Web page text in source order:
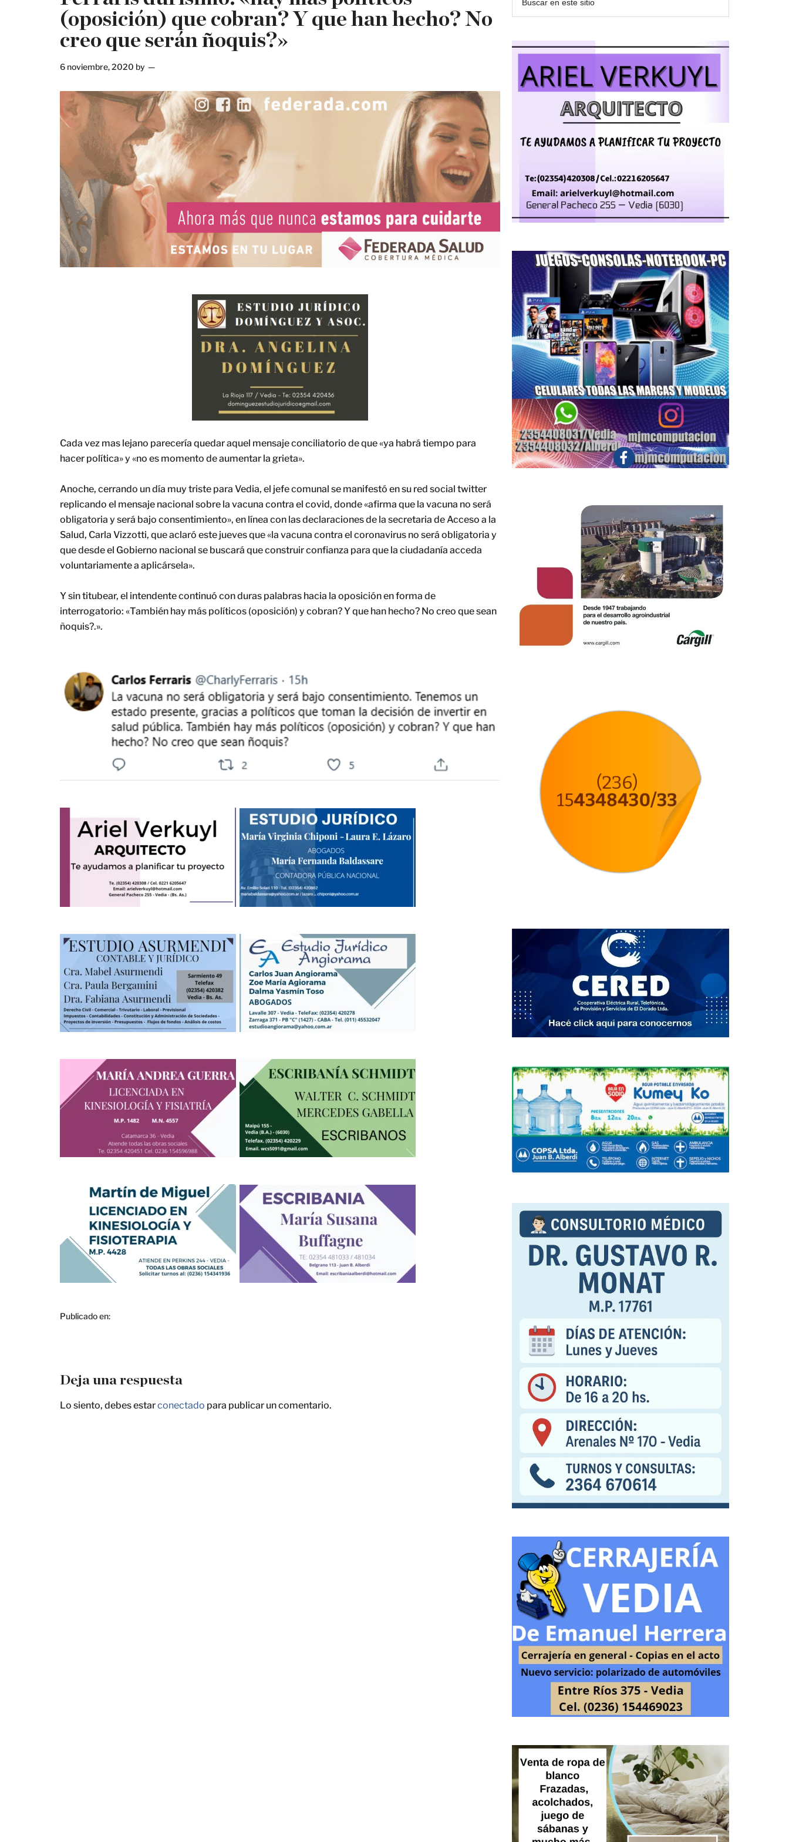
(oposición) que cobran? Y que han hecho? No
creo que serán ñoquis?»
6 noviembre, 2020 by
Cada vez mas lejano parecería quedar aquel mensaje conciliatorio de que «ya habrá tiempo para
hacer política» y «no es momento de aumentar la grieta».
Anoche, cerrando un día muy triste para Vedia, el jefe comunal se manifestó en su red social twitter
replicando el mensaje nacional sobre la vacuna contra el covid, donde «afirma que la vacuna no será
obligatoria y será bajo consentimiento», en línea con las declaraciones de la secretaria de Acceso a la
Salud, Carla Vizzotti, que aclaró este jueves que «la vacuna contra el coronavirus no será obligatoria y
que desde el Gobierno nacional se buscará que construir confianza para que la ciudadanía acceda
voluntariamente a aplicársela».
Y sin titubear, el intendente continuó con duras palabras hacia la oposición en forma de
interrogatorio: «También hay más políticos (oposición) y cobran? Y que han hecho? No creo que sean
ñoquis?.».
Publicado en:
Deja una respuesta
Lo siento, debes estarconectado para publicar un comentario.